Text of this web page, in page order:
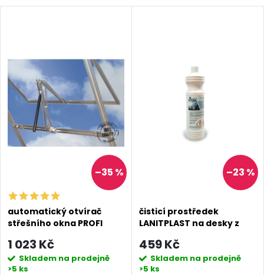
–35 %
automatický otvírač
střešního okna PROFI
1 023 Kč
Skladem na prodejně
>5 ks
–23 %
čisticí prostředek
LANITPLAST na desky z
459 Kč
Skladem na prodejně
>5 ks